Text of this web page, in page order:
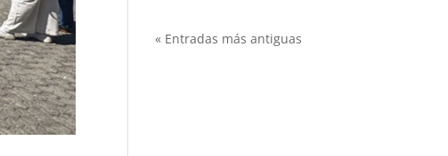
« Entradas más antiguas